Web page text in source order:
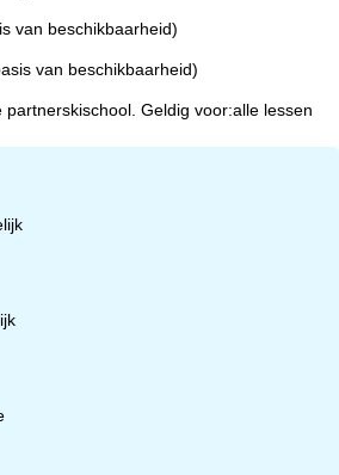
van beschikbaarheid)
van beschikbaarheid)
partnerskischool. Geldig voor:alle lessen